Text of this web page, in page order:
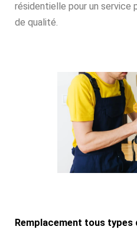
résidentielle pour un service
de qualité.
Remplacement tous types